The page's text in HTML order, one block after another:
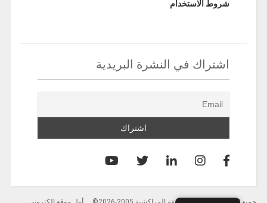
شروط الاستخدام
اشتراك في النشرة البريدية